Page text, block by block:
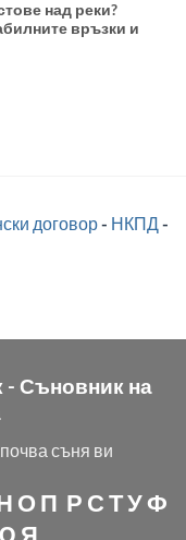
над реки?
връзки и
договор- НКПД-
- Съновник на
съня ви
О П Р СТУФ
Я